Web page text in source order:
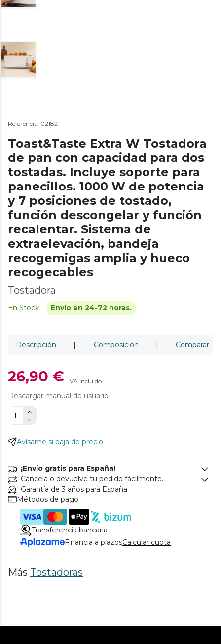
Referencia: 02182
Toast&Taste Extra W Tostadora
de pan con capacidad para dos
tostadas. Incluye soporte para
panecillos. 1000 W de potencia
y 7 posiciones de tostado,
función descongelar y función
recalentar. Sistema de
extraelevación, bandeja
recogemigas amplia y hueco
recogecables
Tostadora
En Stock Envío en 24-72 horas.
Descripción | Composición | Comparar
26,90 € IVA incluido
Descargar manual de usuario
Avísame si baja de precio
¡Envío gratis para España!
Cancela o devuelve tu pedido fácilmente.
Garantía de 3 años para España.
Métodos de pago.
Transferencia bancaria
Financia a plazosCalcular cuota
Más Tostadoras